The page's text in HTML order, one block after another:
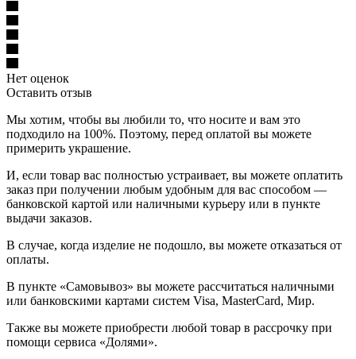
Нет оценок
Оставить отзыв
Мы хотим, чтобы вы любили то, что носите и вам это
подходило на 100%. Поэтому, перед оплатой вы можете
примерить украшение.
И, если товар вас полностью устраивает, вы можете оплатить
заказ при получении любым удобным для вас способом —
банковской картой или наличными курьеру или в пункте
выдачи заказов.
В случае, когда изделие не подошло, вы можете отказаться от
оплаты.
В пункте «Самовывоз» вы можете рассчитаться наличными
или банковскими картами систем Visa, MasterCard, Мир.
Также вы можете приобрести любой товар в рассрочку при
помощи сервиса «Долями».